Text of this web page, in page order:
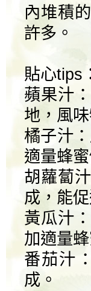
內堆積
許多。
貼心tips
蘋果汁
地，風
橘子汁
適量蜂
胡蘿蔔
成，能
黃瓜汁
加適量
番茄汁
成。